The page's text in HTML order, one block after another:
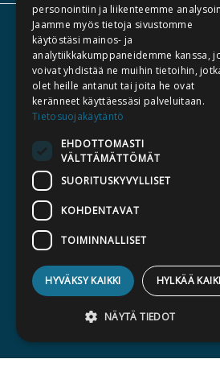
TIETOA
TEKIJÄT
KATALOGIT
AJANKOHTAISTA
HALUATKO
SILTALA.FI
E-JA
personointiin ja liikenteemme
Jaamme myös tietoja sivustomme
käytöstäsi mainos- ja
analytiikkakumppaneidemme kanssa,
voivat yhdistää ne muihin tietoihin,
olet heille antanut tai joita he ovat
keränneet käyttäessäsi palveluitaan.
Tietosuojakäytäntö
EHDOTTOMASTI
VÄLTTÄMÄTTÖMÄT
SUORITUSKYVYLLISET
KOHDENTAVAT
TOIMINNALLISET
HYVÄKSY KAIKKI HYLKÄÄ
NÄYTÄ TIEDOT